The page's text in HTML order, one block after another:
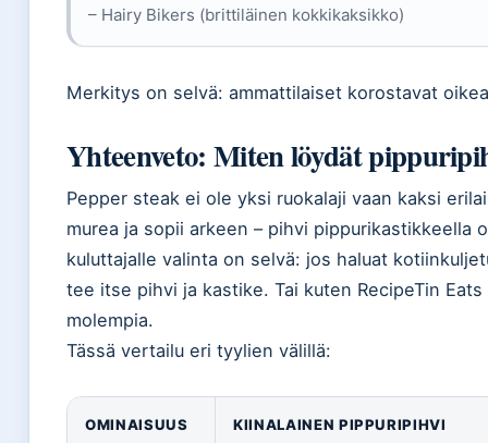
– Hairy Bikers (brittiläinen kokkikaksikko)
Merkitys on selvä: ammattilaiset korostavat
Yhteenveto: Miten löydät
Pepper steak ei ole yksi ruokalaji vaan kaksi
murea ja sopii arkeen – pihvi pippurikastikkeella
kuluttajalle valinta on selvä: jos haluat
tee itse pihvi ja kastike. Tai kuten RecipeTin
molempia.
Tässä vertailu eri tyylien välillä:
OMINAISUUS KIINALAINEN PIPPURIPIHVI